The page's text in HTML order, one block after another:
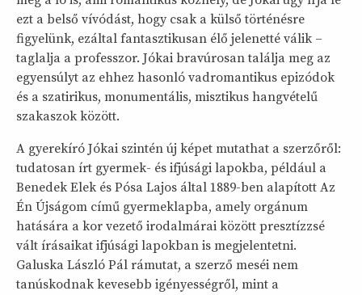
ezt a belső vívódást, hogy csak a külső történésre
figyelünk, ezáltal fantasztikusan élő jelenetté válik –
taglalja a professzor. Jókai bravúrosan találja meg az
egyensúlyt az ehhez hasonló vadromantikus epizódok
és a szatirikus, monumentális, misztikus hangvételű
szakaszok között.
A gyerekíró Jókai szintén új képet mutathat a szerzőről:
tudatosan írt gyermek- és ifjúsági lapokba, például a
Benedek Elek és Pósa Lajos által 1889-ben alapított Az
Én Újságom című gyermeklapba, amely orgánum
hatására a kor vezető irodalmárai között presztízzsé
vált írásaikat ifjúsági lapokban is megjelentetni.
Galuska László Pál rámutat, a szerző meséi nem
tanúskodnak kevesebb igényességről, mint a